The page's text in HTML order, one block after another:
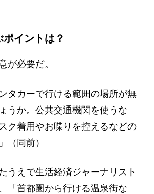
イントは？
が必要だ。
タカーで行ける範囲の場所が無
うか。公共交通機関を使うな
ク着用やお喋りを控えるなどの
（同前）
うえで生活経済ジャーナリスト
「首都圏から行ける温泉街な